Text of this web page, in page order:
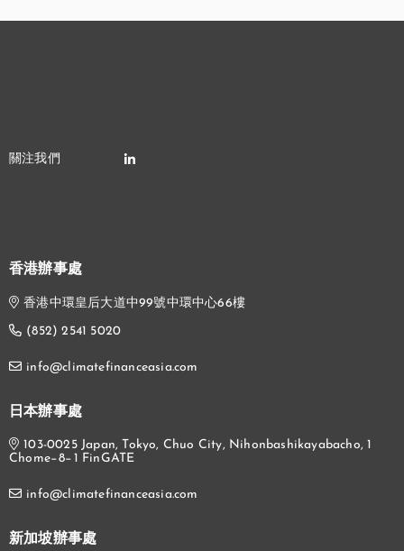
香港辦事處
香港中環皇后大道中99號中環中心66樓
(852) 2541 5020
info@climatefinanceasia.com
日本辦事處
103-0025 Japan, Tokyo, Chuo City, Nihonbashikayabacho, 1
Chome−8−1 FinGATE
info@climatefinanceasia.com
新加坡辦事處